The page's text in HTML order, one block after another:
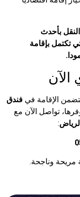
بإقامة
فيفندق
الآن مع